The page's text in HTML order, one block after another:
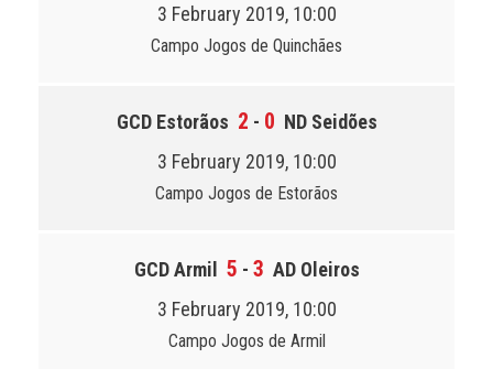
3 February 2019, 10:00
Campo Jogos de Quinchães
GCD Estorãos 2 - 0 ND Seidões
3 February 2019, 10:00
Campo Jogos de Estorãos
GCD Armil 5 - 3 AD Oleiros
3 February 2019, 10:00
Campo Jogos de Armil